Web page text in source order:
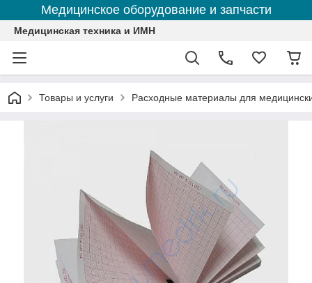
Медицинское оборудование и запчасти
Медицинская техника и ИМН
Товары и услуги Расходные материалы для